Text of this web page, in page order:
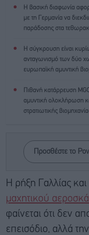
Η βασική διαφωνία
με τη Γερμανία να
παράδοσης στα
Η σύγκρουση είναι
ανταγωνισμό των δύο
ευρωπαϊκή αμυντική
Πιθανή κατάρρευση
αμυντική ολοκλήρωση
στρατιωτικής
Προσθέστε το
Η ρήξη Γαλλίας και
μαχητικού
φαίνεται ότι δεν
επεισόδιο, αλλά